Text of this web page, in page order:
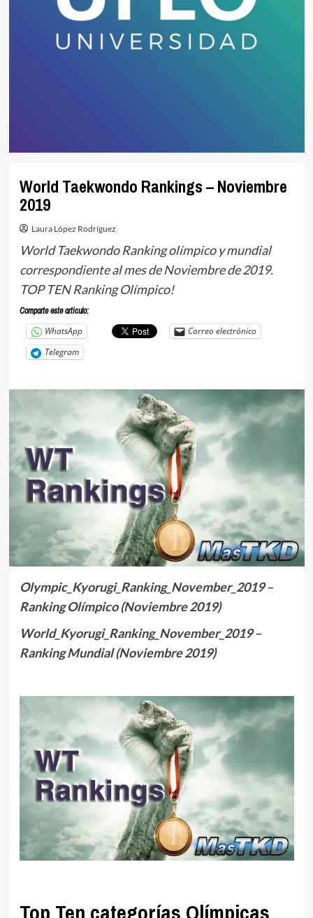
World Taekwondo Rankings – Noviembre
2019
Laura López Rodríguez
World Taekwondo Ranking olímpico y mundial
correspondiente al mes de Noviembre de 2019.
TOP TEN Ranking Olímpico!
Comparte este articulo:
WhatsApp
Correo electrónico
Telegram
Olympic_Kyorugi_Ranking_November_2019 –
Ranking Olímpico (Noviembre 2019)
World_Kyorugi_Ranking_November_2019 –
Ranking Mundial (Noviembre 2019)